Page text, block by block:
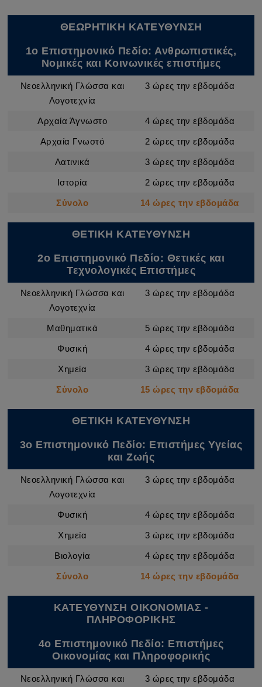
ΘΕΩΡΗΤΙΚΗ ΚΑΤΕΥΘΥΝΣΗ
1ο Επιστημονικό Πεδίο: Ανθρωπιστικές,
Νομικές και Κοινωνικές επιστήμες
Νεοελληνική Γλώσσα και
Λογοτεχνία
3 ώρες την εβδομάδα
Αρχαία Άγνωστο 4 ώρες την εβδομάδα
Αρχαία Γνωστό 2 ώρες την εβδομάδα
Λατινικά 3 ώρες την εβδομάδα
Ιστορία 2 ώρες την εβδομάδα
Σύνολο 14 ώρες την εβδομάδα
ΘΕΤΙΚΗ ΚΑΤΕΥΘΥΝΣΗ
2ο Επιστημονικό Πεδίο: Θετικές και
Τεχνολογικές Επιστήμες
Νεοελληνική Γλώσσα και
Λογοτεχνία
3 ώρες την εβδομάδα
Μαθηματικά 5 ώρες την εβδομάδα
Φυσική 4 ώρες την εβδομάδα
Χημεία 3 ώρες την εβδομάδα
Σύνολο 15 ώρες την εβδομάδα
ΘΕΤΙΚΗ ΚΑΤΕΥΘΥΝΣΗ
3ο Επιστημονικό Πεδίο: Επιστήμες Υγείας
και Ζωής
Νεοελληνική Γλώσσα και
Λογοτεχνία
3 ώρες την εβδομάδα
Φυσική 4 ώρες την εβδομάδα
Χημεία 3 ώρες την εβδομάδα
Βιολογία 4 ώρες την εβδομάδα
Σύνολο 14 ώρες την εβδομάδα
ΚΑΤΕΥΘΥΝΣΗ ΟΙΚΟΝΟΜΙΑΣ -
ΠΛΗΡΟΦΟΡΙΚΗΣ
4ο Επιστημονικό Πεδίο: Επιστήμες
Οικονομίας και Πληροφορικής
Νεοελληνική Γλώσσα και
3 ώρες την εβδομάδα